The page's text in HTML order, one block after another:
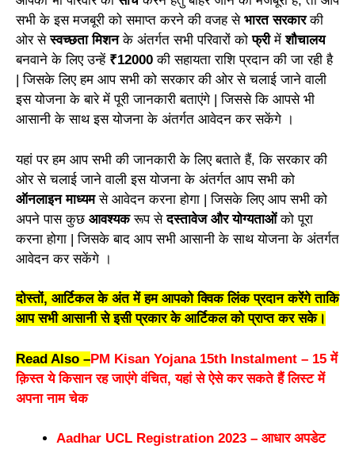
सभी के इस मजबूरी को समाप्त करने की वजह से भारत सरकारकी
ओर सेस्वच्छता मिशनके अंतर्गत सभी परिवारों कोफ्रीमेंशौचालय
बनवाने के लिए उन्हें ₹12000की सहायता राशि प्रदान की जा रही है
| जिसके लिए हम आप सभी को सरकार की ओर से चलाई जाने वाली
इस योजना के बारे में पूरी जानकारी बताएंगे | जिससे कि आपसे भी
आसानी के साथ इस योजना के अंतर्गत आवेदन कर सकेंगे ।
यहां पर हम आप सभी की जानकारी के लिए बताते हैं, कि सरकार की
ओर से चलाई जाने वाली इस योजना के अंतर्गत आप सभी को
ऑनलाइन माध्यमसे आवेदन करना होगा | जिसके लिए आप सभी को
अपने पास कुछ आवश्यकरूप सेदस्तावेज और योग्यताओंको पूरा
करना होगा | जिसके बाद आप सभी आसानी के साथ योजना के अंतर्गत
आवेदन कर सकेंगे ।
दोस्तों, आर्टिकल के अंत में हम आपको क्विक लिंक प्रदान करेंगे ताकि
आप सभी आसानी से इसी प्रकार के आर्टिकल को प्राप्त कर सके।
Read Also –PM Kisan Yojana 15th Instalment – 15 में
क़िस्त ये किसान रह जाएंगे वंचित, यहां से ऐसे कर सकते हैं लिस्ट में
अपना नाम चेक
Aadhar UCL Registration 2023 – आधार अपडेट